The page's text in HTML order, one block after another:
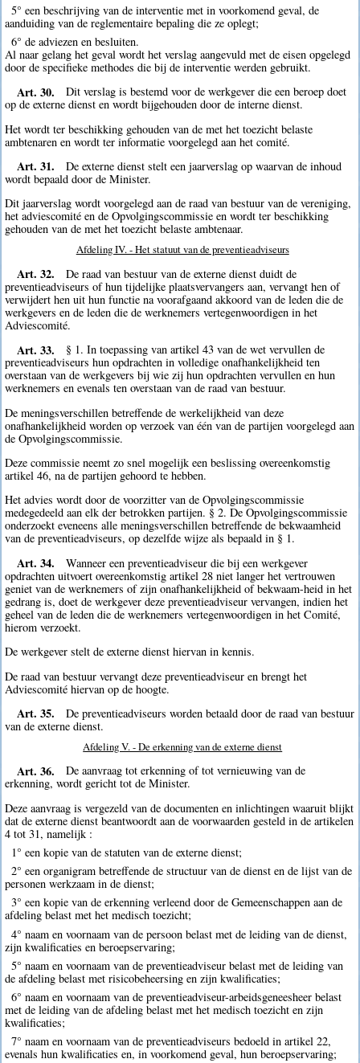
5° een beschrijving van de interventie met in voorkomend geval, de
aanduiding van de reglementaire bepaling die ze oplegt;
6° de adviezen en besluiten.
Al naar gelang het geval wordt het verslag aangevuld met de eisen opgelegd
door de specifieke methodes die bij de interventie werden gebruikt.
Art. 30.
Dit verslag is bestemd voor de werkgever die een beroep doet
op de externe dienst en wordt bijgehouden door de interne dienst.
Het wordt ter beschikking gehouden van de met het toezicht belaste
ambtenaren en wordt ter informatie voorgelegd aan het comité.
Art. 31.
De externe dienst stelt een jaarverslag op waarvan de inhoud
wordt bepaald door de Minister.
Dit jaarverslag wordt voorgelegd aan de raad van bestuur van de vereniging,
het adviescomité en de Opvolgingscommissie en wordt ter beschikking
gehouden van de met het toezicht belaste ambtenaar.
Afdeling IV. - Het statuut van de preventieadviseurs
Art. 32.
De raad van bestuur van de externe dienst duidt de
preventieadviseurs of hun tijdelijke plaatsvervangers aan, vervangt hen of
verwijdert hen uit hun functie na voorafgaand akkoord van de leden die de
werkgevers en de leden die de werknemers vertegenwoordigen in het
Adviescomité.
Art. 33.
§ 1. In toepassing van artikel 43 van de wet vervullen de
preventieadviseurs hun opdrachten in volledige onafhankelijkheid ten
overstaan van de werkgevers bij wie zij hun opdrachten vervullen en hun
werknemers en evenals ten overstaan van de raad van bestuur.
De meningsverschillen betreffende de werkelijkheid van deze
onafhankelijkheid worden op verzoek van één van de partijen voorgelegd aan
de Opvolgingscommissie.
Deze commissie neemt zo snel mogelijk een beslissing overeenkomstig
artikel 46, na de partijen gehoord te hebben.
Het advies wordt door de voorzitter van de Opvolgingscommissie
medegedeeld aan elk der betrokken partijen. § 2. De Opvolgingscommissie
onderzoekt eveneens alle meningsverschillen betreffende de bekwaamheid
van de preventieadviseurs, op dezelfde wijze als bepaald in § 1.
Art. 34.
Wanneer een preventieadviseur die bij een werkgever
opdrachten uitvoert overeenkomstig artikel 28 niet langer het vertrouwen
geniet van de werknemers of zijn onafhankelijkheid of bekwaam-heid in het
gedrang is, doet de werkgever deze preventieadviseur vervangen, indien het
geheel van de leden die de werknemers vertegenwoordigen in het Comité,
hierom verzoekt.
De werkgever stelt de externe dienst hiervan in kennis.
De raad van bestuur vervangt deze preventieadviseur en brengt het
Adviescomité hiervan op de hoogte.
Art. 35.
De preventieadviseurs worden betaald door de raad van bestuur
van de externe dienst.
Afdeling V. - De erkenning van de externe dienst
Art. 36.
De aanvraag tot erkenning of tot vernieuwing van de
erkenning, wordt gericht tot de Minister.
Deze aanvraag is vergezeld van de documenten en inlichtingen waaruit blijkt
dat de externe dienst beantwoordt aan de voorwaarden gesteld in de artikelen
4 tot 31, namelijk :
1° een kopie van de statuten van de externe dienst;
2° een organigram betreffende de structuur van de dienst en de lijst van de
personen werkzaam in de dienst;
3° een kopie van de erkenning verleend door de Gemeenschappen aan de
afdeling belast met het medisch toezicht;
4° naam en voornaam van de persoon belast met de leiding van de dienst,
zijn kwalificaties en beroepservaring;
5° naam en voornaam van de preventieadviseur belast met de leiding van
de afdeling belast met risicobeheersing en zijn kwalificaties;
6° naam en voornaam van de preventieadviseur-arbeidsgeneesheer belast
met de leiding van de afdeling belast met het medisch toezicht en zijn
kwalificaties;
7° naam en voornaam van de preventieadviseurs bedoeld in artikel 22,
evenals hun kwalificaties en, in voorkomend geval, hun beroepservaring;